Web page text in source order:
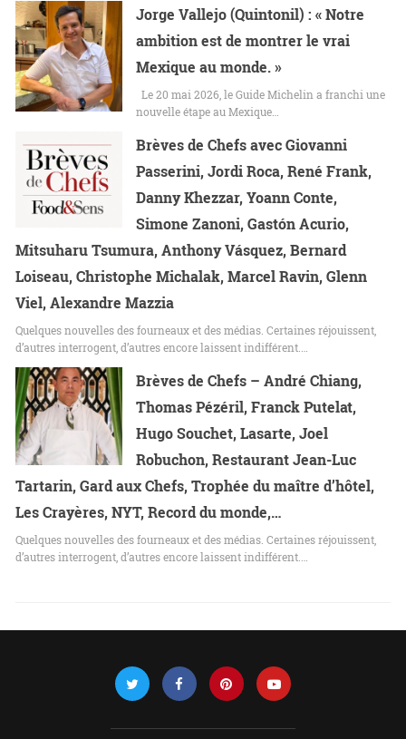
Jorge Vallejo (Quintonil) : « Notre
ambition est de montrer le vrai
Mexique au monde. »
Le 20 mai 2026, le Guide Michelin a franchi une
nouvelle étape au Mexique…
Brèves de Chefs avec Giovanni
Passerini, Jordi Roca, René Frank,
Danny Khezzar, Yoann Conte,
Simone Zanoni, Gastón Acurio,
Mitsuharu Tsumura, Anthony Vásquez, Bernard
Loiseau, Christophe Michalak, Marcel Ravin, Glenn
Viel, Alexandre Mazzia
Quelques nouvelles des fourneaux et des médias. Certaines réjouissent,
d’autres interrogent, d’autres encore laissent indifférent.…
Brèves de Chefs – André Chiang,
Thomas Pézéril, Franck Putelat,
Hugo Souchet, Lasarte, Joel
Robuchon, Restaurant Jean-Luc
Tartarin, Gard aux Chefs, Trophée du maître d’hôtel,
Les Crayères, NYT, Record du monde,…
Quelques nouvelles des fourneaux et des médias. Certaines réjouissent,
d’autres interrogent, d’autres encore laissent indifférent.…